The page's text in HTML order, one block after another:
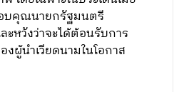
บคุณนายกรัฐมนตรี
ะหวังว่าจะได้ต้อนรับการ
งผู้นำเวียดนามในโอกาส